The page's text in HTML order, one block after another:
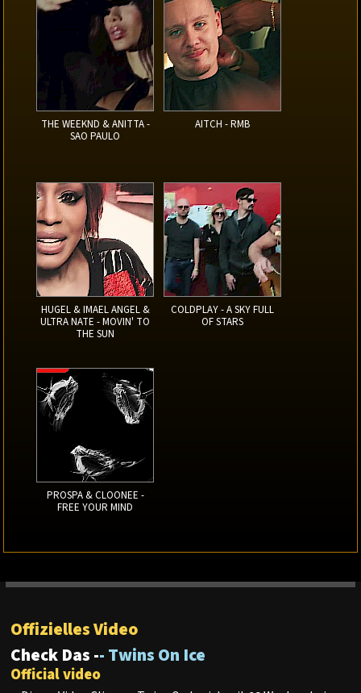
THE WEEKND & ANITTA -
SAO PAULO
AITCH - RMB
HUGEL & IMAEL ANGEL &
ULTRA NATE - MOVIN' TO
THE SUN
COLDPLAY - A SKY FULL
OF STARS
PROSPA & CLOONEE -
FREE YOUR MIND
Offizielles Video
Check Das -- Twins On Ice
Official video